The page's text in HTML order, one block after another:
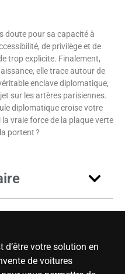
doute pour sa capacité à
de privilège et de
trop explicite. Finalement,
elle trace autour de
enclave diplomatique,
sur les artères parisiennes.
diplomatique croise votre
vraie force de la plaque verte
portent ?
votre solution en
de voitures